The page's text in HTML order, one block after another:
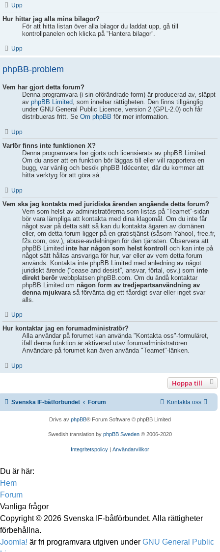
Upp
Hur hittar jag alla mina bilagor?
För att hitta listan över alla bilagor du laddat upp, gå till
kontrollpanelen och klicka på “Hantera bilagor”.
Upp
phpBB-problem
Vem har gjort detta forum?
Denna programvara (i sin oförändrade form) är producerad av, släppt
av phpBB Limited, som innehar rättigheten. Den finns tillgänglig
under GNU General Public Licence, version 2 (GPL-2.0) och får
distribueras fritt. Se Om phpBB för mer information.
Upp
Varför finns inte funktionen X?
Denna programvara har gjorts och licensierats av phpBB Limited.
Om du anser att en funktion bör läggas till eller vill rapportera en
bugg, var vänlig och besök phpBB Idécenter, där du kommer att
hitta verktyg för att göra så.
Upp
Vem ska jag kontakta med juridiska ärenden angående detta forum?
Vem som helst av administratörerna som listas på “Teamet”-sidan
bör vara lämpliga att kontakta med dina klagomål. Om du inte får
något svar på detta sätt så kan du kontakta ägaren av domänen
eller, om detta forum ligger på en gratistjänst (såsom Yahoo!, free.fr,
f2s.com, osv.), abuse-avdelningen för den tjänsten. Observera att
phpBB Limited inte har någon som helst kontroll och kan inte på
något sätt hållas ansvariga för hur, var eller av vem detta forum
används. Kontakta inte phpBB Limited med anledning av något
juridiskt ärende (“cease and desist”, ansvar, förtal, osv.) som inte
direkt berör webbplatsen phpBB.com. Om du ändå kontaktar
phpBB Limited om någon form av tredjepartsanvändning av
denna mjukvara så förvänta dig ett fåordigt svar eller inget svar
alls.
Upp
Hur kontaktar jag en forumadministratör?
Alla användar på forumet kan använda "Kontakta oss"-formuläret,
ifall denna funktion är aktiverad utav forumadministratören.
Användare på forumet kan även använda "Teamet"-länken.
Upp
Hoppa till
Svenska IF-båtförbundet Forum Kontakta oss
Drivs av phpBB® Forum Software © phpBB Limited
Swedish translation by phpBB Sweden © 2006-2020
Integritetspolicy | Användarvillkor
Du är här:
Hem
Forum
Vanliga frågor
Copyright © 2026 Svenska IF-båtförbundet. Alla rättigheter
förbehållna.
Joomla! är fri programvara utgiven under GNU General Public